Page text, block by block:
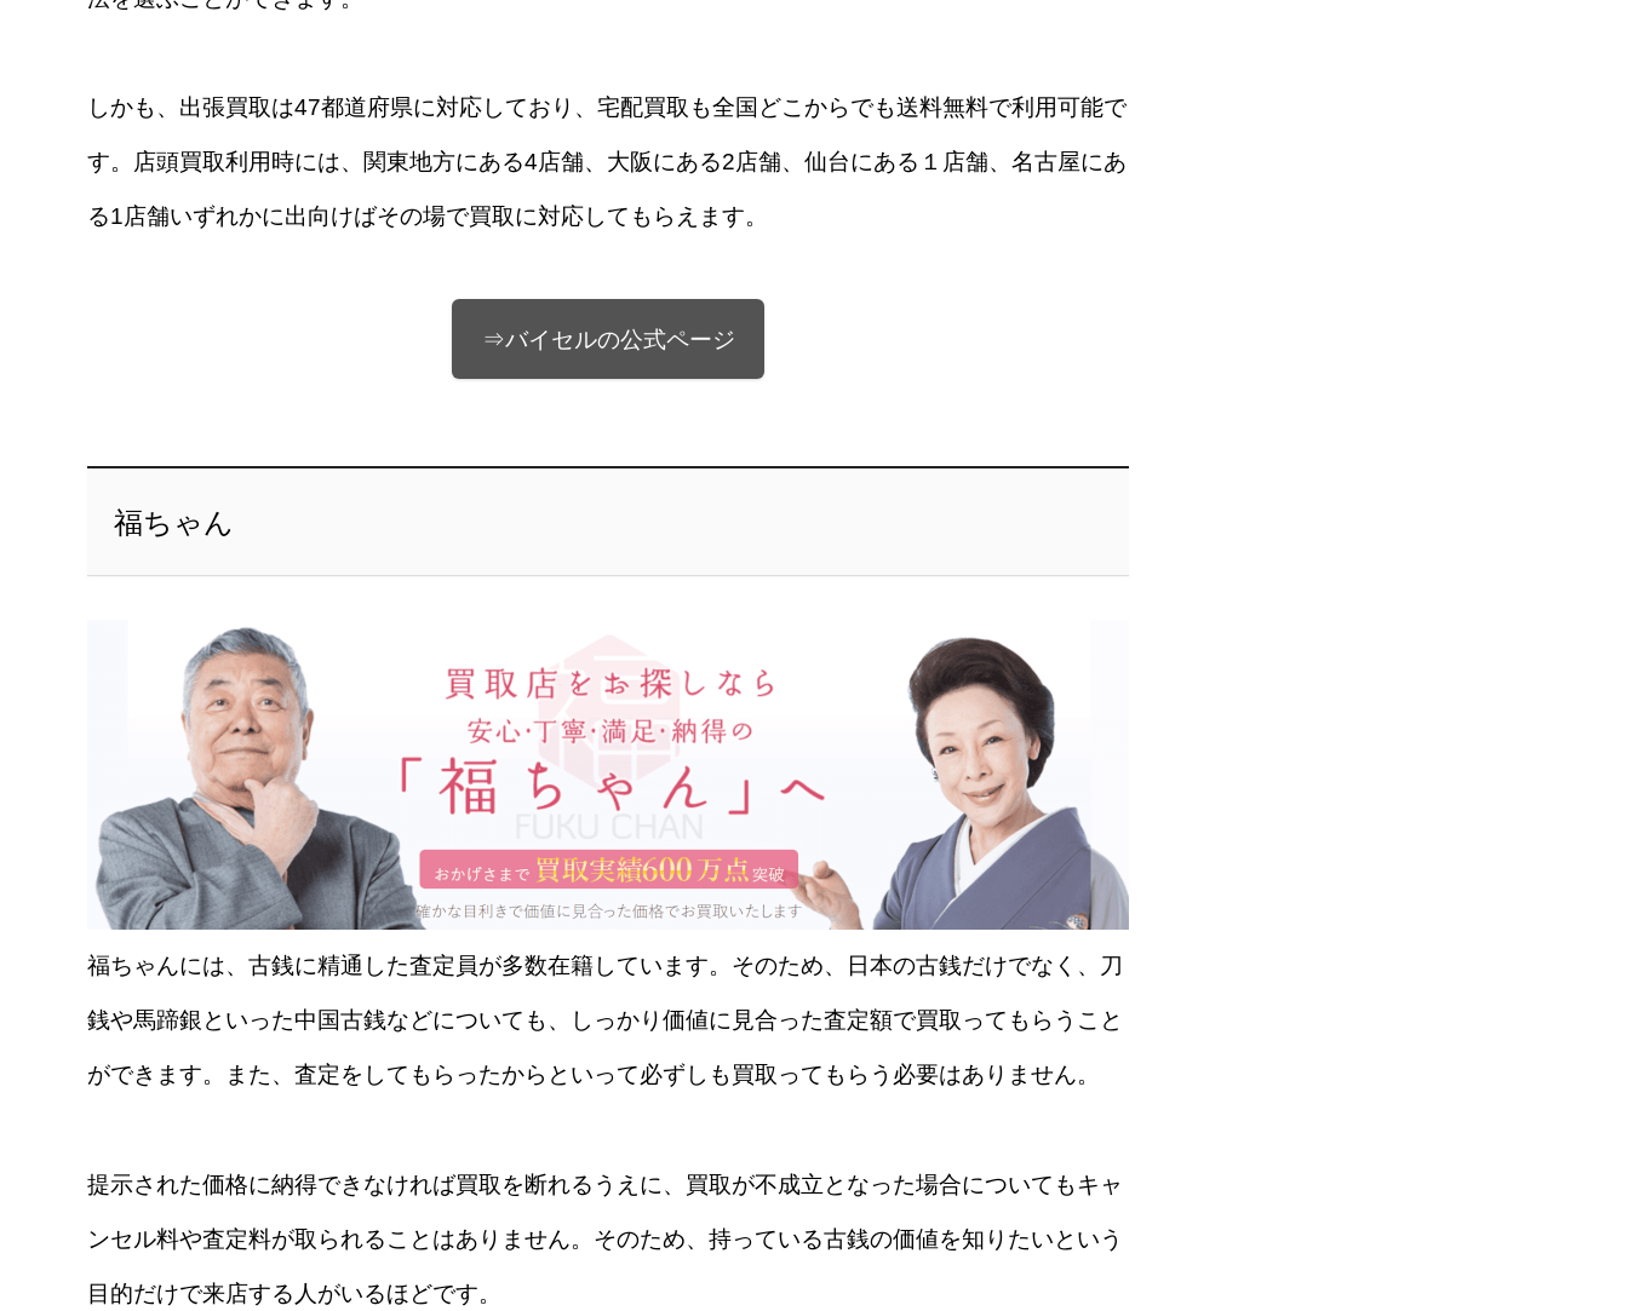
しかも、出張買取は47都道府県に対応しており、宅配買取も全国どこからでも送料無料で利用可能で
す。店頭買取利用時には、関東地方にある4店舗、大阪にある2店舗、仙台にある１店舗、名古屋にあ
る1店舗いずれかに出向けばその場で買取に対応してもらえます。
⇒バイセルの公式ページ
福ちゃん
福ちゃんには、古銭に精通した査定員が多数在籍しています。そのため、日本の古銭だけでなく、刀
銭や馬蹄銀といった中国古銭などについても、しっかり価値に見合った査定額で買取ってもらうこと
ができます。また、査定をしてもらったからといって必ずしも買取ってもらう必要はありません。
提示された価格に納得できなければ買取を断れるうえに、買取が不成立となった場合についてもキャ
ンセル料や査定料が取られることはありません。そのため、持っている古銭の価値を知りたいという
目的だけで来店する人がいるほどです。